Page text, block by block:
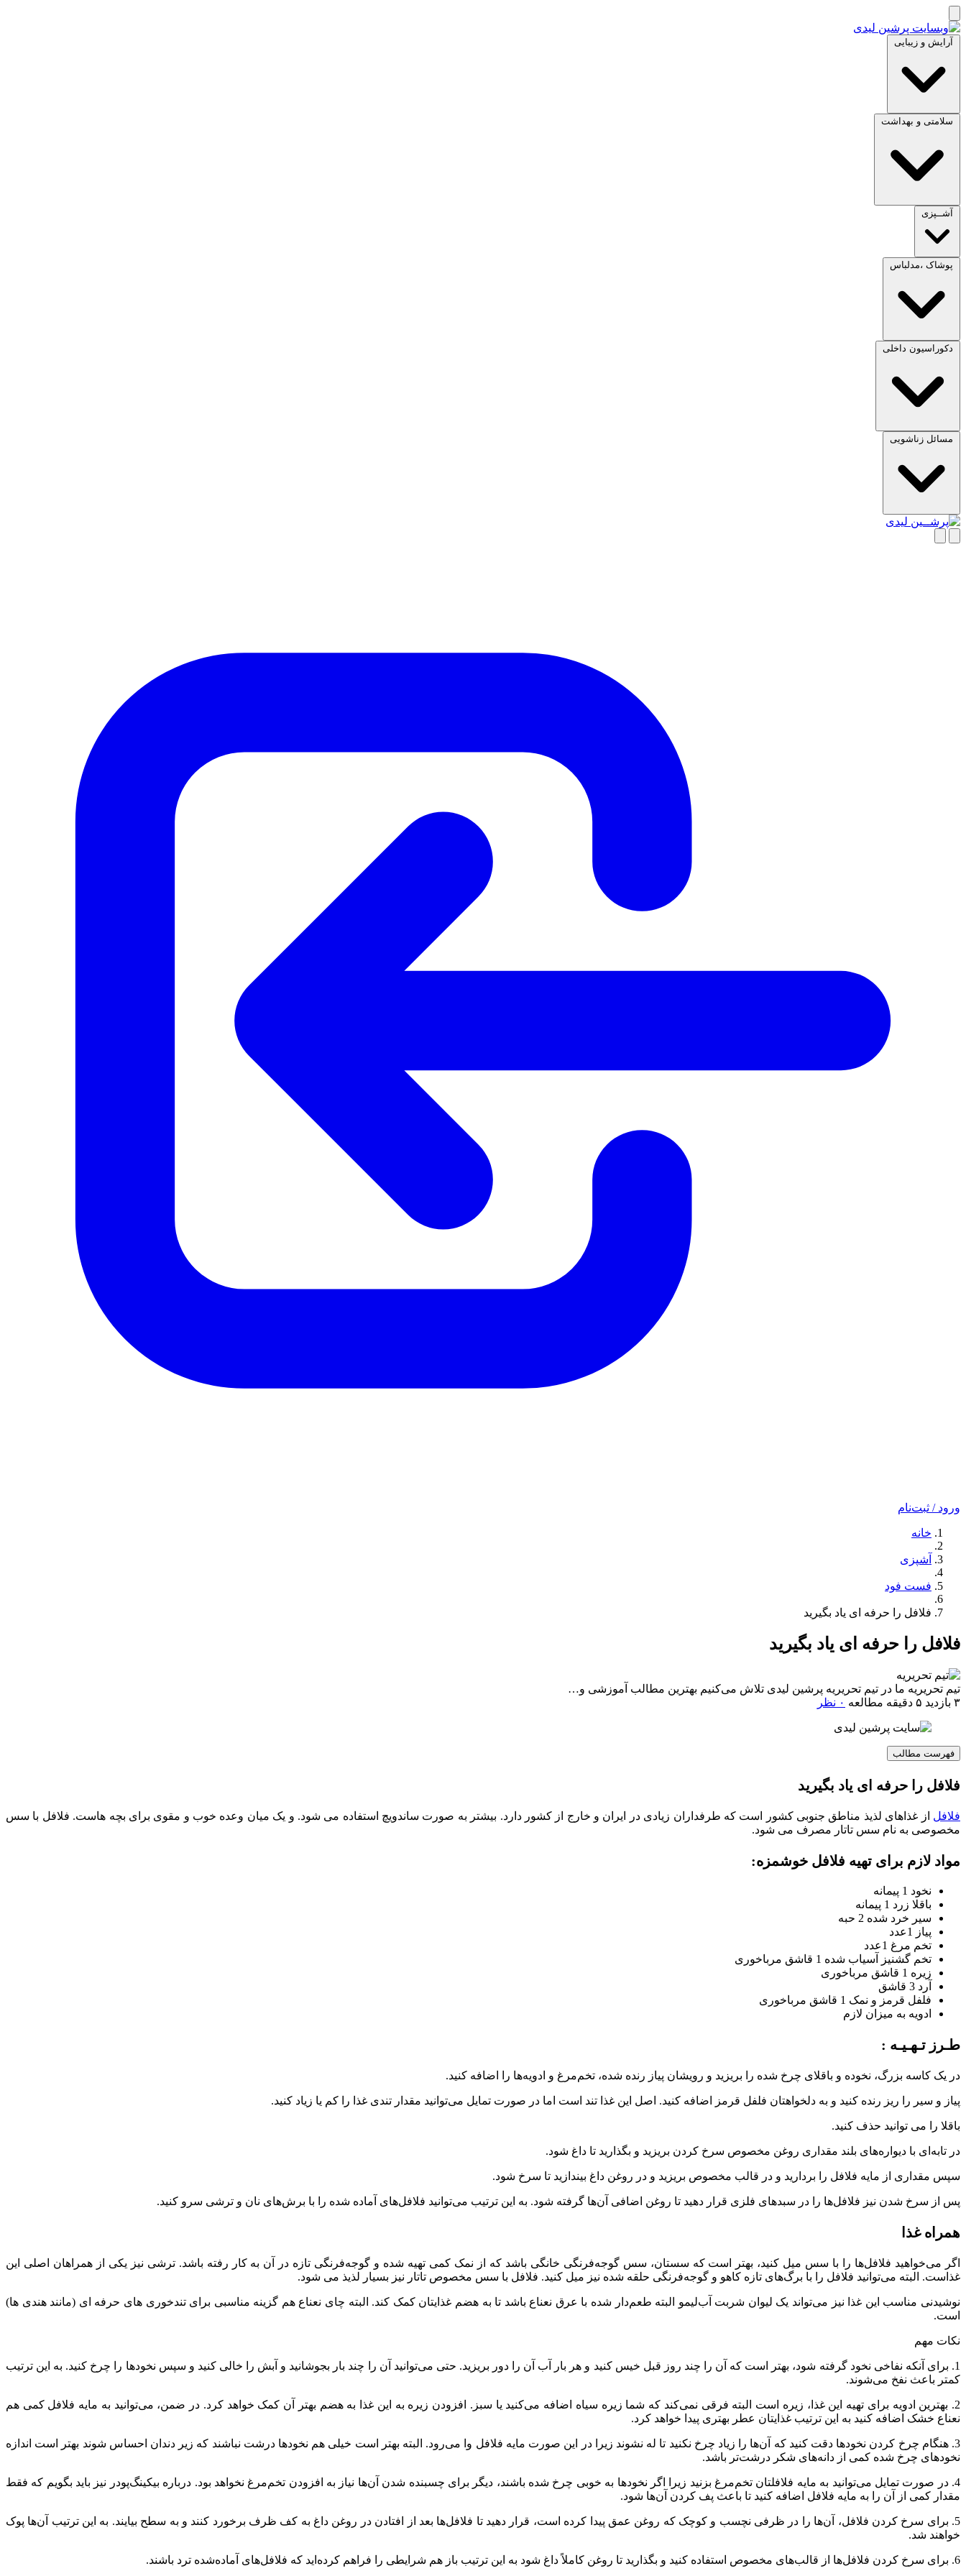
آرایش و زیبایی
سلامتی و بهداشت
آشــپزی
پوشاک ،مدلباس
دکوراسیون داخلی
مسائل زناشویی
ورود / ثبت‌نام
خانه
آشپزی
فست فود
فلافل را حرفه ای یاد بگیرید
فلافل را حرفه ای یاد بگیرید
تیم تحریریه ما در تیم تحریریه پرشین لیدی تلاش می‌کنیم بهترین مطالب آموزشی و…
۳ بازدید
۵ دقیقه مطالعه ۰ نظر
فهرست مطالب
فلافل را حرفه ای یاد بگیرید
فلافل از غذاهای لذیذ مناطق جنوبی کشور است که طرفداران زیادی در ایران و خارج از کشور دارد. بیشتر به صورت ساندویچ استفاده می شود. و یک میان وعده خوب و مقوی برای بچه هاست. فلافل با سس
مخصوصی به نام سس تاتار مصرف می شود.
مواد لازم برای تهیه فلافل خوشمزه:
نخود 1 پیمانه
باقلا زرد 1 پیمانه
سیر خرد شده 2 حبه
پیاز 1عدد
تخم مرغ 1عدد
تخم گشنیز آسیاب شده 1 قاشق مرباخوری
زیره 1 قاشق مرباخوری
آرد 3 قاشق
فلفل قرمز و نمک 1 قاشق مرباخوری
ادویه به میزان لازم
طـرز تـهـیـه :
در یک کاسه بزرگ، نخوده و باقلای چرخ شده را بریزید و رویشان پیاز رنده شده، تخم‌مرغ و ادویه‌ها را اضافه کنید.
پیاز و سیر را ریز رنده کنید و به دلخواهتان فلفل قرمز اضافه کنید. اصل این غذا تند است اما در صورت تمایل می‌توانید مقدار تندی غذا را کم یا زیاد کنید.
باقلا را می توانید حذف کنید.
در تابه‌ای با دیواره‌های بلند مقداری روغن مخصوص سرخ کردن بریزید و بگذارید تا داغ شود.
سپس مقداری از مایه فلافل را بردارید و در قالب مخصوص بریزید و در روغن داغ بیندازید تا سرخ شود.
پس از سرخ شدن نیز فلافل‌ها را در سبدهای فلزی قرار دهید تا روغن اضافی آن‌ها گرفته شود. به این ترتیب می‌توانید فلافل‌های آماده شده را با برش‌های نان و ترشی سرو کنید.
همراه غذا
اگر می‌خواهید فلافل‌ها را با سس میل کنید، بهتر است که سستان، سس گوجه‌فرنگی خانگی باشد که از نمک کمی تهیه شده و گوجه‌فرنگی تازه در آن به کار رفته باشد. ترشی نیز یکی از همراهان اصلی این
غذاست. البته می‌توانید فلافل را با برگ‌های تازه کاهو و گوجه‌فرنگی حلقه شده نیز میل کنید. فلافل با سس مخصوص تاتار نیز بسیار لذیذ می شود.
نوشیدنی مناسب این غذا نیز می‌تواند یک لیوان شربت آب‌لیمو البته طعم‌دار شده با عرق نعناع باشد تا به هضم غذایتان کمک کند. البته چای نعناع هم گزینه مناسبی برای تندخوری های حرفه ای (مانند هندی ها)
است.
نکات مهم
1. برای آنکه نفاخی نخود گرفته شود، بهتر است که آن را چند روز قبل خیس کنید و هر بار آب آن را دور بریزید. حتی می‌توانید آن را چند بار بجوشانید و آبش را خالی کنید و سپس نخودها را چرخ کنید. به این ترتیب
کمتر باعث نفخ می‌شوند.
2. بهترین ادویه برای تهیه این غذا، زیره است البته فرقی نمی‌کند که شما زیره سیاه اضافه می‌کنید یا سبز. افزودن زیره به این غذا به هضم بهتر آن کمک خواهد کرد. در ضمن، می‌توانید به مایه فلافل کمی هم
نعناع خشک اضافه کنید به این ترتیب غذایتان عطر بهتری پیدا خواهد کرد.
3. هنگام چرخ کردن نخودها دقت کنید که آن‌ها را زیاد چرخ نکنید تا له نشوند زیرا در این صورت مایه فلافل وا می‌رود. البته بهتر است خیلی هم نخودها درشت نباشند که زیر دندان احساس شوند بهتر است اندازه
نخودهای چرخ شده کمی از دانه‌های شکر درشت‌تر باشد.
4. در صورت تمایل می‌توانید به مایه فلافلتان تخم‌مرغ بزنید زیرا اگر نخودها به خوبی چرخ شده باشند، دیگر برای چسبنده شدن آن‌ها نیاز به افزودن تخم‌مرغ نخواهد بود. درباره بیکینگ‌پودر نیز باید بگویم که فقط
مقدار کمی از آن را به مایه فلافل اضافه کنید تا باعث پف کردن آن‌ها شود.
5. برای سرخ کردن فلافل، آن‌ها را در ظرفی نچسب و کوچک که روغن عمق پیدا کرده است، قرار دهید تا فلافل‌ها بعد از افتادن در روغن داغ به کف ظرف برخورد کنند و به سطح بیایند. به این ترتیب آن‌ها پوک
خواهند شد.
6. برای سرخ کردن فلافل‌ها از قالب‌های مخصوص استفاده کنید و بگذارید تا روغن کاملاً داغ شود به این ترتیب باز هم شرایطی را فراهم کرده‌اید که فلافل‌های آماده‌شده ترد باشند.